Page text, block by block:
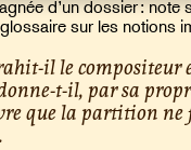
d’un dossier : note
sur les notions
il le compositeur
t-il, par sa
que la partition